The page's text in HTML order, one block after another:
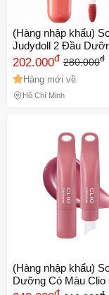
(Hàng nhập khẩu)
Judydoll 2 Đầu
Lâu Trôi
202.000đ 280.000đ
Hàng mới về
Hồ Chí Minh
(Hàng nhập khẩu)
Dưỡng Có Màu Clio